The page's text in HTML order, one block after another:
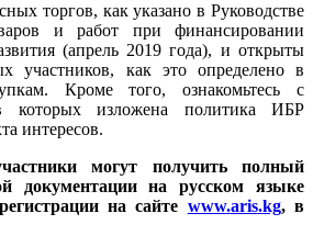
торгов, как указано в Руководстве
и работ при финансировании
(апрель 2019 года), и открыты
участников, как это определено в
Кроме того, ознакомьтесь с
которых изложена политика ИБР
интересов.
могут получить полный
документации на русском языке
на сайте www.aris.kg, в